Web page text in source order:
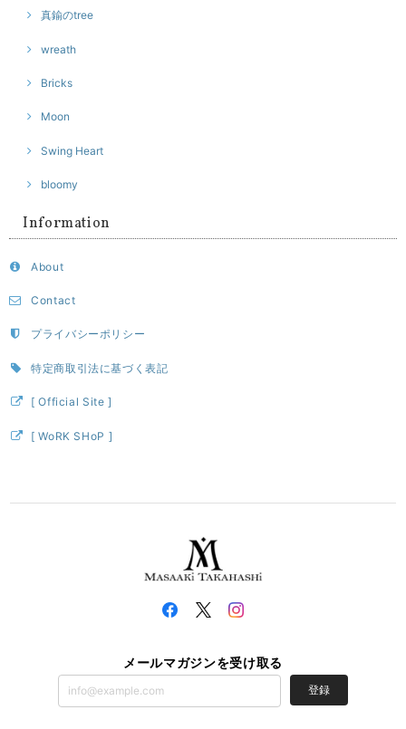
真鍮のtree
wreath
Bricks
Moon
Swing Heart
bloomy
Information
About
Contact
プライバシーポリシー
特定商取引法に基づく表記
[ Official Site ]
[ WoRK SHoP ]
メールマガジンを受け取る
登録